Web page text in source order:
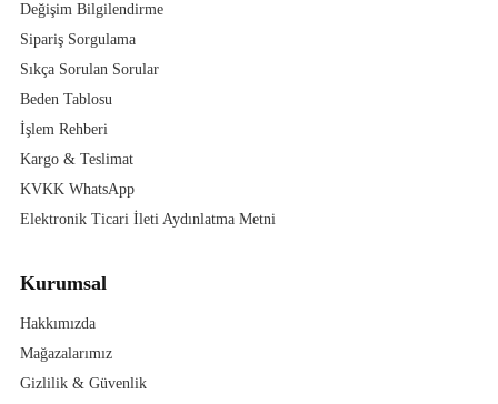
Değişim Bilgilendirme
Sipariş Sorgulama
Sıkça Sorulan Sorular
Beden Tablosu
İşlem Rehberi
Kargo & Teslimat
KVKK WhatsApp
Elektronik Ticari İleti Aydınlatma Metni
Kurumsal
Hakkımızda
Mağazalarımız
Gizlilik & Güvenlik